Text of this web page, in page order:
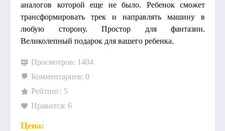
аналогов которой еще не было. Ребенок сможет
трансформировать трек и направлять машину в
любую сторону. Простор для фантазии.
Великолепный подарок для вашего ребенка.
Просмотров: 1404
Комментариев: 0
Рейтинг: 5
Нравится: 6
Цена: